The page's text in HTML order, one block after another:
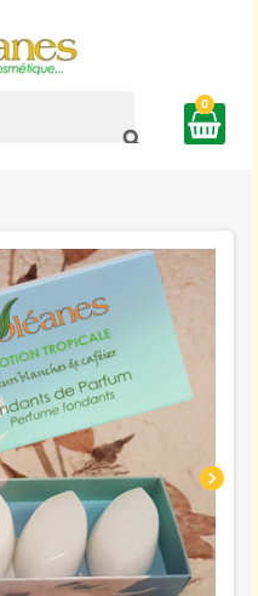
search
0
chevron_right